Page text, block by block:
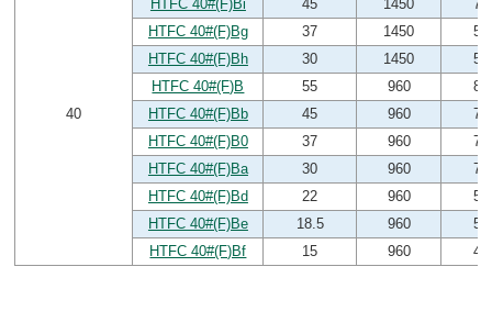
40
HTFC 40#(F)Bi
45 1450
HTFC 40#(F)Bg
37 1450
HTFC 40#(F)Bh
30 1450
HTFC 40#(F)B
55 960
HTFC 40#(F)Bb
45 960
HTFC 40#(F)B0
37 960
HTFC 40#(F)Ba
30 960
HTFC 40#(F)Bd
22 960
HTFC 40#(F)Be
18.5 960
HTFC 40#(F)Bf
15 960